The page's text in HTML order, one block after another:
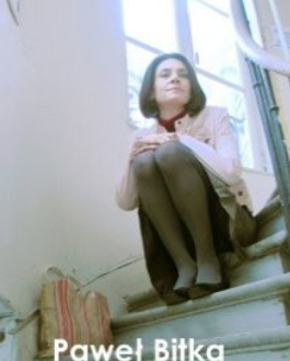
liczne główne role ze światowego kanonu tego
produkcjach. Wokalista, aktor dubbingowy,
Współautor albumu poświęconego warszawskiej
i autor książki ukazującej arkana pracy aktora